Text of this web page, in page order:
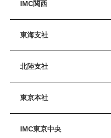
IMC関西
東海支社
北陸支社
東京本社
IMC東京中央